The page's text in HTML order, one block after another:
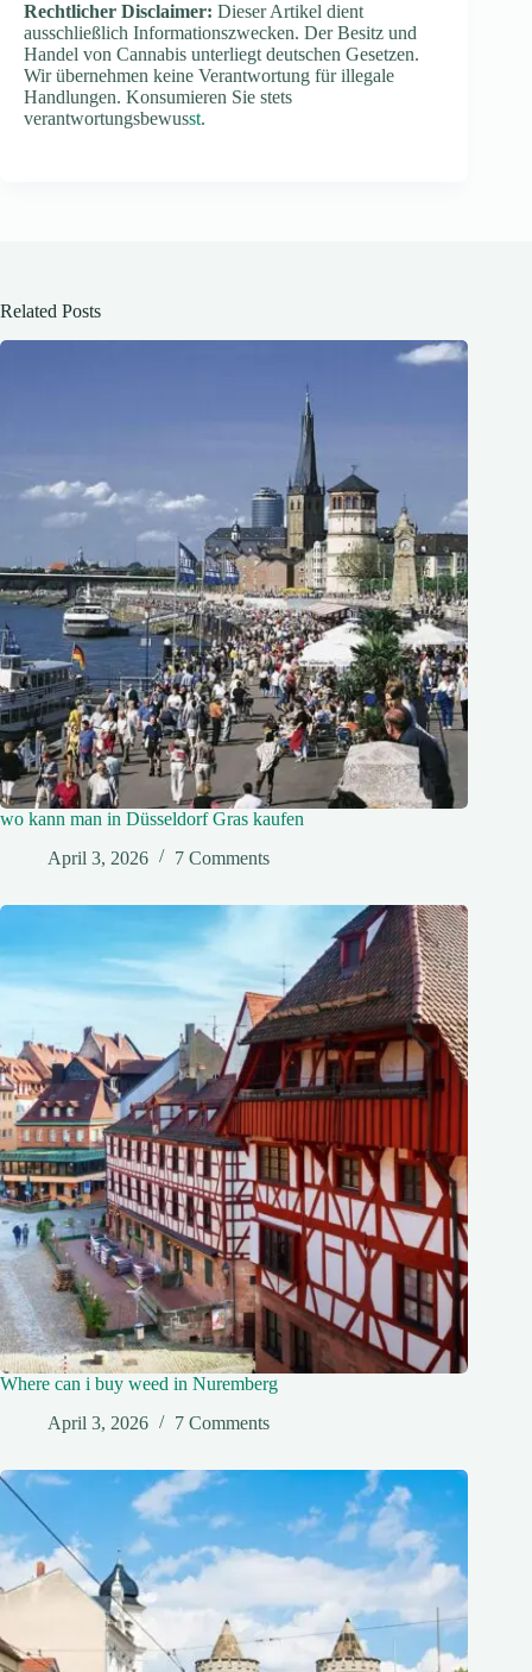
Rechtlicher Disclaimer: Dieser Artikel dient
ausschließlich Informationszwecken. Der Besitz und
Handel von Cannabis unterliegt deutschen Gesetzen.
Wir übernehmen keine Verantwortung für illegale
Handlungen. Konsumieren Sie stets
verantwortungsbewusst.
Related Posts
wo kann man in Düsseldorf Gras kaufen
April 3, 2026
7 Comments
Where can i buy weed in Nuremberg
April 3, 2026
7 Comments